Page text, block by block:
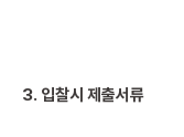
3. 입찰시 제출서류